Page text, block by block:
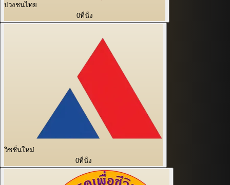
ปวงชนไทย
0ที่นั่ง
วิชชั่นใหม่
0ที่นั่ง